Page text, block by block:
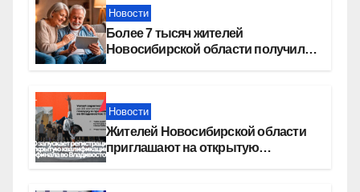
Новости
Более 7 тысяч жителей
Новосибирской области получили
Новости
Жителей Новосибирской области
приглашают на открытую